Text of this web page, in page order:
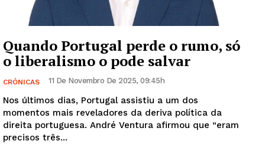
Quando Portugal perde o rumo, só
o liberalismo o pode salvar
CRÓNICAS 11 De Novembro De 2025, 09:45h
Nos últimos dias, Portugal assistiu a um dos
momentos mais reveladores da deriva política da
direita portuguesa. André Ventura afirmou que “eram
precisos três...